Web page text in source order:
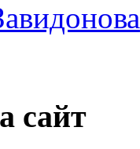
сайт